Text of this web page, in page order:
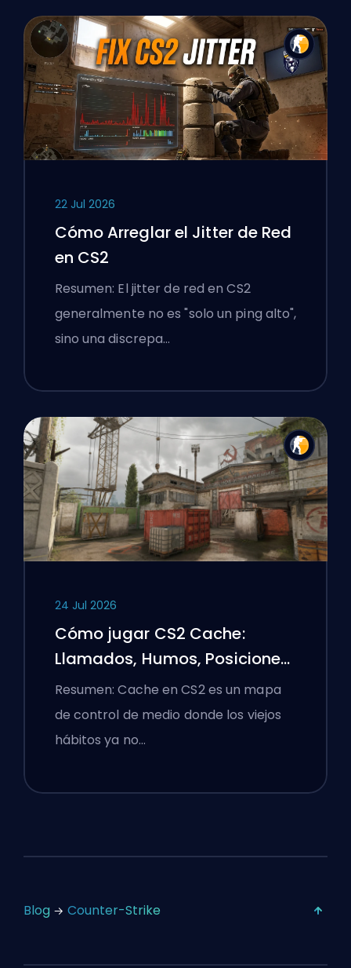
22 Jul 2026
Cómo Arreglar el Jitter de Red
en CS2
Resumen: El jitter de red en CS2
generalmente no es "solo un ping alto",
sino una discrepa…
24 Jul 2026
Cómo jugar CS2 Cache:
Llamados, Humos, Posiciones
y Consejos Premier
Resumen: Cache en CS2 es un mapa
de control de medio donde los viejos
hábitos ya no…
Blog Counter-Strike